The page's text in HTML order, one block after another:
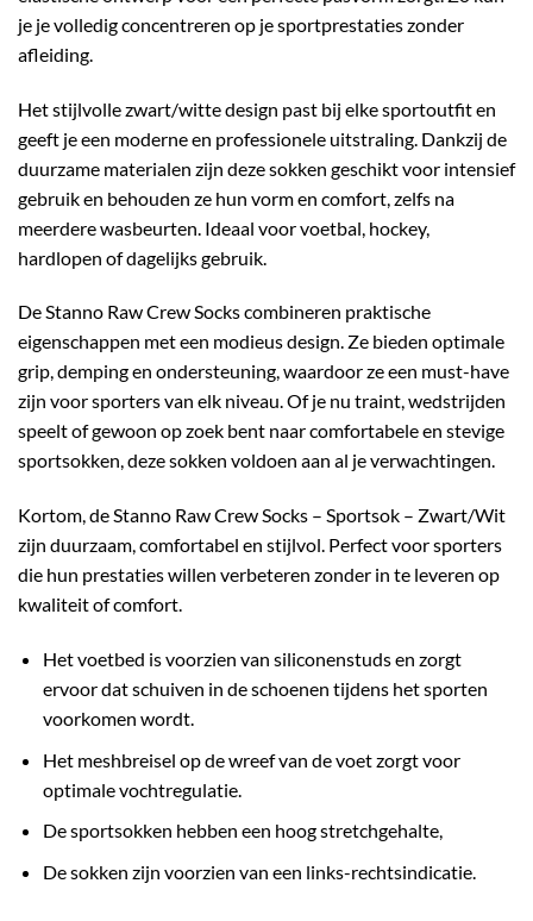
je je volledig concentreren op je sportprestaties zonder
afleiding.
Het stijlvolle zwart/witte design past bij elke sportoutfit en
geeft je een moderne en professionele uitstraling. Dankzij de
duurzame materialen zijn deze sokken geschikt voor intensief
gebruik en behouden ze hun vorm en comfort, zelfs na
meerdere wasbeurten. Ideaal voor voetbal, hockey,
hardlopen of dagelijks gebruik.
De Stanno Raw Crew Socks combineren praktische
eigenschappen met een modieus design. Ze bieden optimale
grip, demping en ondersteuning, waardoor ze een must-have
zijn voor sporters van elk niveau. Of je nu traint, wedstrijden
speelt of gewoon op zoek bent naar comfortabele en stevige
sportsokken, deze sokken voldoen aan al je verwachtingen.
Kortom, deStanno Raw Crew Socks – Sportsok – Zwart/Wit
zijn duurzaam, comfortabel en stijlvol. Perfect voor sporters
die hun prestaties willen verbeteren zonder in te leveren op
kwaliteit of comfort.
Het voetbed is voorzien van siliconenstuds en zorgt
ervoor dat schuiven in de schoenen tijdens het sporten
voorkomen wordt.
Het meshbreisel op de wreef van de voet zorgt voor
optimale vochtregulatie.
De sportsokken hebben een hoog stretchgehalte,
De sokken zijn voorzien van een links-rechtsindicatie.